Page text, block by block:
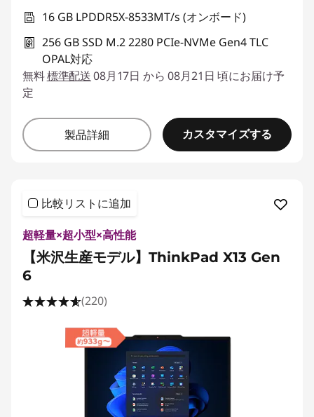
16 GB LPDDR5X-8533MT/s (オンボード)
256 GB SSD M.2 2280 PCIe-NVMe Gen4 TLC
OPAL対応
無料標準配送08月17日 から 08月21日 頃にお届け予
定
製品詳細 カスタマイズする
比較リストに追加
超軽量×超小型×高性能
【米沢生産モデル】ThinkPad X13 Gen
6
(220)